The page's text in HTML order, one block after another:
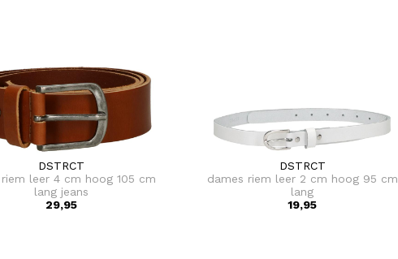
DSTRCT
leer 4 cm hoog 105 cm
lang jeans
29,95
DSTRCT
dames riem leer 2 cm hoog 95 cm
lang
19,95